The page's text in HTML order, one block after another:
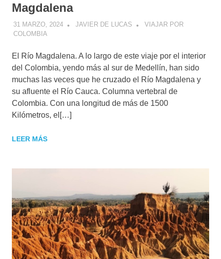
Magdalena
31 MARZO, 2024 JAVIER DE LUCAS
VIAJAR POR
COLOMBIA
El Río Magdalena. A lo largo de este viaje por el interior
del Colombia, yendo más al sur de Medellín, han sido
muchas las veces que he cruzado el Río Magdalena y
su afluente el Río Cauca. Columna vertebral de
Colombia. Con una longitud de más de 1500
Kilómetros, el[…]
LEER MÁS